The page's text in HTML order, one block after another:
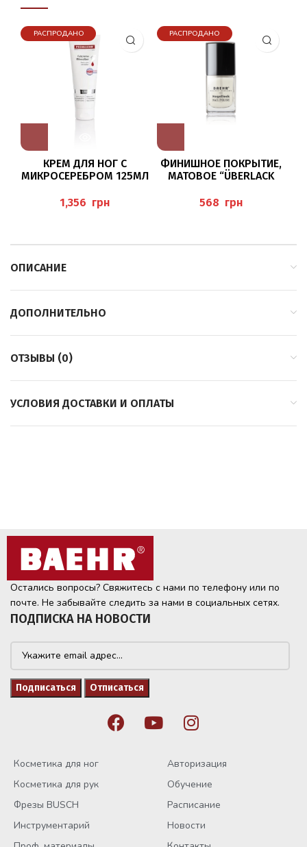
РАСПРОДАНО
КРЕМ ДЛЯ НОГ С
МИКРОСЕРЕБРОМ 125МЛ
грн
РАСПРОДАНО
ФИНИШНОЕ ПОКРЫТИЕ,
МАТОВОЕ “ÜBERLACK
грн
ОПИСАНИЕ
ДОПОЛНИТЕЛЬНО
ОТЗЫВЫ (0)
УСЛОВИЯ ДОСТАВКИ И ОПЛАТЫ
Остались вопросы? Свяжитесь с нами по телефону или по
почте. Не забывайте следить за нами в социальных сетях.
ПОДПИСКА НА НОВОСТИ
Косметика для ног
Косметика для рук
Фрезы BUSCH
Инструментарий
Авторизация
Обучение
Расписание
Новости